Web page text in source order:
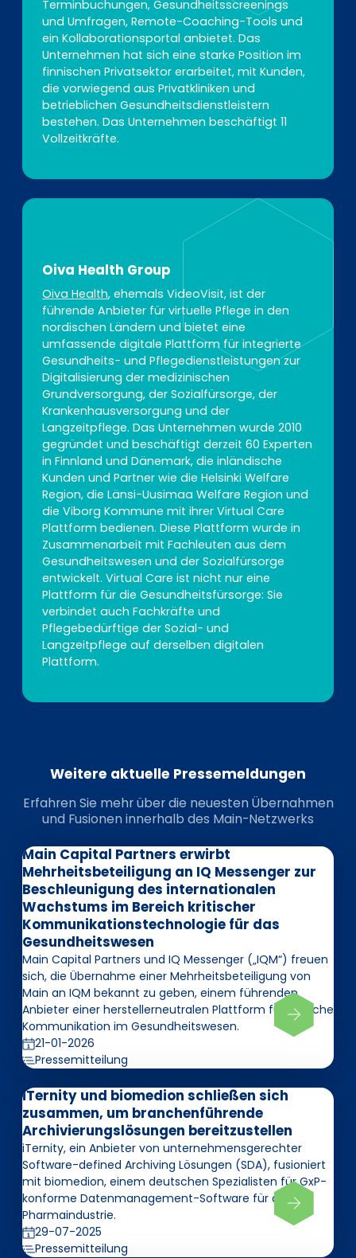
Terminbuchungen, Gesundheitsscreenings
und Umfragen, Remote-Coaching-Tools und
ein Kollaborationsportal anbietet. Das
Unternehmen hat sich eine starke Position im
finnischen Privatsektor erarbeitet, mit Kunden,
die vorwiegend aus Privatkliniken und
betrieblichen Gesundheitsdienstleistern
bestehen. Das Unternehmen beschäftigt 11
Vollzeitkräfte.
Oiva Health Group
Oiva Health, ehemals VideoVisit, ist der
führende Anbieter für virtuelle Pflege in den
nordischen Ländern und bietet eine
umfassende digitale Plattform für integrierte
Gesundheits- und Pflegedienstleistungen zur
Digitalisierung der medizinischen
Grundversorgung, der Sozialfürsorge, der
Krankenhausversorgung und der
Langzeitpflege. Das Unternehmen wurde 2010
gegründet und beschäftigt derzeit 60 Experten
in Finnland und Dänemark, die inländische
Kunden und Partner wie die Helsinki Welfare
Region, die Länsi-Uusimaa Welfare Region und
die Viborg Kommune mit ihrer Virtual Care
Plattform bedienen. Diese Plattform wurde in
Zusammenarbeit mit Fachleuten aus dem
Gesundheitswesen und der Sozialfürsorge
entwickelt. Virtual Care ist nicht nur eine
Plattform für die Gesundheitsfürsorge: Sie
verbindet auch Fachkräfte und
Pflegebedürftige der Sozial- und
Langzeitpflege auf derselben digitalen
Plattform.
Weitere aktuelle Pressemeldungen
Erfahren Sie mehr über die neuesten Übernahmen
und Fusionen innerhalb des Main-Netzwerks
Main Capital Partners erwirbt
Mehrheitsbeteiligung an IQ Messenger zur
Beschleunigung des internationalen
Wachstums im Bereich kritischer
Kommunikationstechnologie für das
Gesundheitswesen
Main Capital Partners und IQ Messenger („IQM“) freuen
sich, die Übernahme einer Mehrheitsbeteiligung von
Main an IQM bekannt zu geben, einem führenden
Anbieter einer herstellerneutralen Plattform für kritische
Kommunikation im Gesundheitswesen.
21-01-2026
Pressemitteilung
iTernity und biomedion schließen sich
zusammen, um branchenführende
Archivierungslösungen bereitzustellen
iTernity, ein Anbieter von unternehmensgerechter
Software-defined Archiving Lösungen (SDA), fusioniert
mit biomedion, einem deutschen Spezialisten für GxP-
konforme Datenmanagement-Software für die
Pharmaindustrie.
29-07-2025
Pressemitteilung